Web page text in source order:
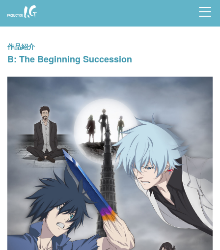
Prod
uctio
n I.G
作品紹介
B: The Beginning Succession